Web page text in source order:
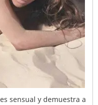
sensual y demuestra a